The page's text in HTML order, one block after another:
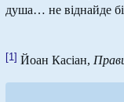
душа… не віднайде
[1] Йоан Касіан,